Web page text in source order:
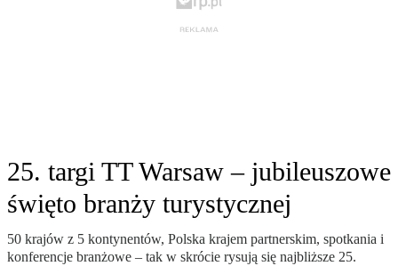
25. targi TT Warsaw – jubileuszowe
święto branży turystycznej
50 krajów z 5 kontynentów, Polska krajem partnerskim, spotkania i
konferencje branżowe – tak w skrócie rysują się najbliższe 25.